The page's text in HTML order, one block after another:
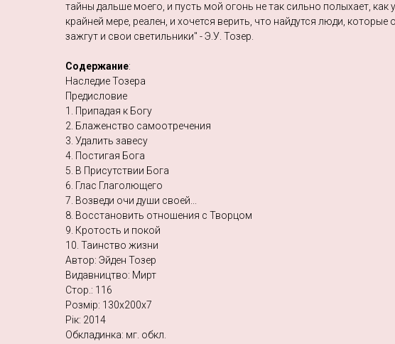
тайны дальше моего, и пусть мой огонь не так сильно полыхает, как
крайней мере, реален, и хочется верить, что найдутся люди, которые
зажгут и свои светильники" - Э.У. Тозер.
Содержание:
Наследие Тозера
Предисловие
1. Припадая к Богу
2. Блаженство самоотречения
3. Удалить завесу
4. Постигая Бога
5. В Присутствии Бога
6. Глас Глаголющего
7. Возведи очи души своей...
8. Восстановить отношения с Творцом
9. Кротость и покой
10. Таинство жизни
Автор: Эйден Тозер
Видавництво: Мирт
Стор.: 116
Розмір: 130х200х7
Рік: 2014
Обкладинка: мг. обкл.